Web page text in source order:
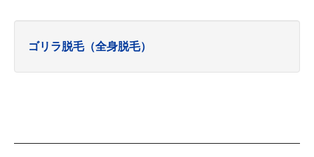
ゴリラ脱毛（全身脱毛）